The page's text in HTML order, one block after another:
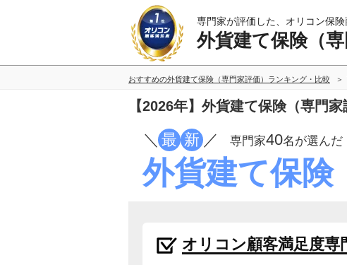
専門家が評価した、オリコン保
外貨建て保険（専
おすすめの外貨建て保険（専門家評価）ランキング・比較
【2026年】外貨建て保険（専門
／ 最 新 ／ 専門家40名が選んだ
外貨建て保険
オリコン顧客満足度専